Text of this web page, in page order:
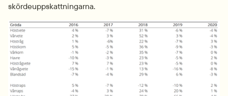
skördeuppskattningarna.